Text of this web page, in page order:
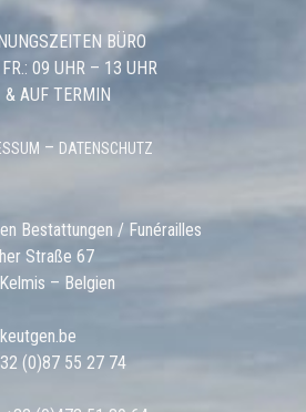
Bestattungen / Funérailles
Straße 67
– Belgien
(0)87 55 27 74
BÜRO
09 UHR – 13 UHR
& AUF TERMIN
– DATENSCHUTZ